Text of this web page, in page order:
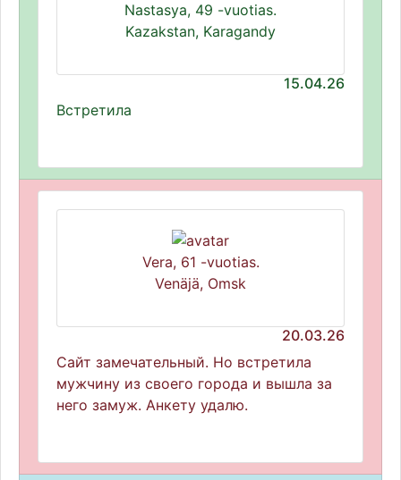
Nastasya, 49 -vuotias.
Kazakstan, Karagandy
15.04.26
Встретила
Vera, 61 -vuotias.
Venäjä, Omsk
20.03.26
Сайт замечательный. Но встретила
мужчину из своего города и вышла за
него замуж. Анкету удалю.